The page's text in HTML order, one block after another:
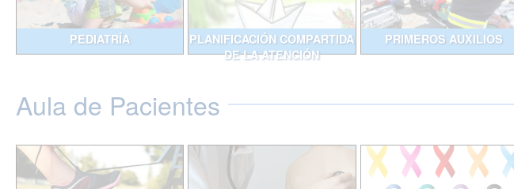
PEDIATRÍA
PLANIFICACIÓN COMPARTIDA
DE LA ATENCIÓN
PRIMEROS AUXILIOS
Aula de Pacientes